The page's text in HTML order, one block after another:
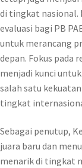
di tingkat nasional.
evaluasi bagi PB
untuk merancang
depan. Fokus pada
menjadi kunci
salah satu
tingkat
Sebagai penutup,
juara baru dan
menarik di tingkat